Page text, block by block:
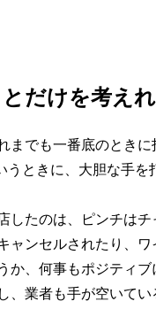
だけを考え
までも一番底のとき
ときに、大胆な手を
したのは、ピンチは
ャンセルされたり、
か、何事もポジティ
、業者も手が空いて